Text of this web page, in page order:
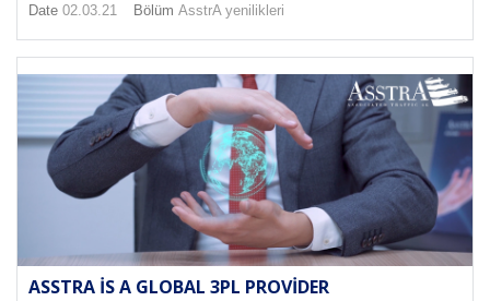
Date 02.03.21 Bölüm AsstrA yenilikleri
ASSTRA IS A GLOBAL 3PL PROVIDER